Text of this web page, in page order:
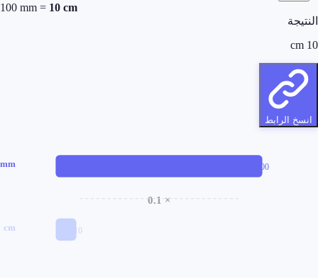
100 mm = 10 cm
النتيجة
10
cm
انسخ الرابط
mm 100
× 0.1
cm 10